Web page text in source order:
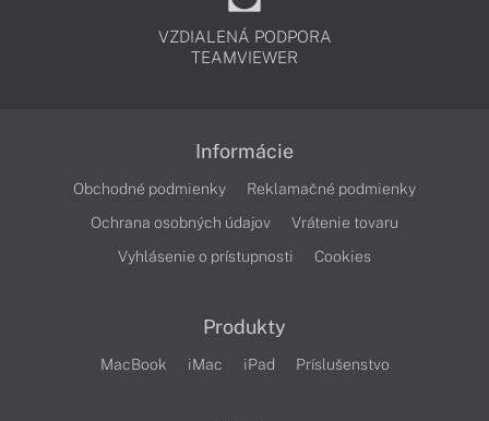
VZDIALENÁ PODPORA
TEAMVIEWER
Informácie
Obchodné podmienky
Reklamačné podmienky
Ochrana osobných údajov
Vrátenie tovaru
Vyhlásenie o prístupnosti
Cookies
Produkty
MacBook iMac iPad Príslušenstvo